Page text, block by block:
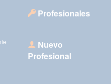
Profesionales
Nuevo
Profesional